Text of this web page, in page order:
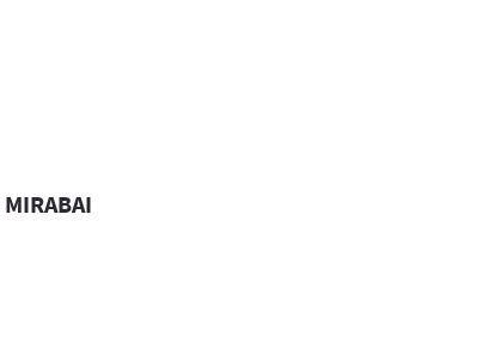
MIRABAI